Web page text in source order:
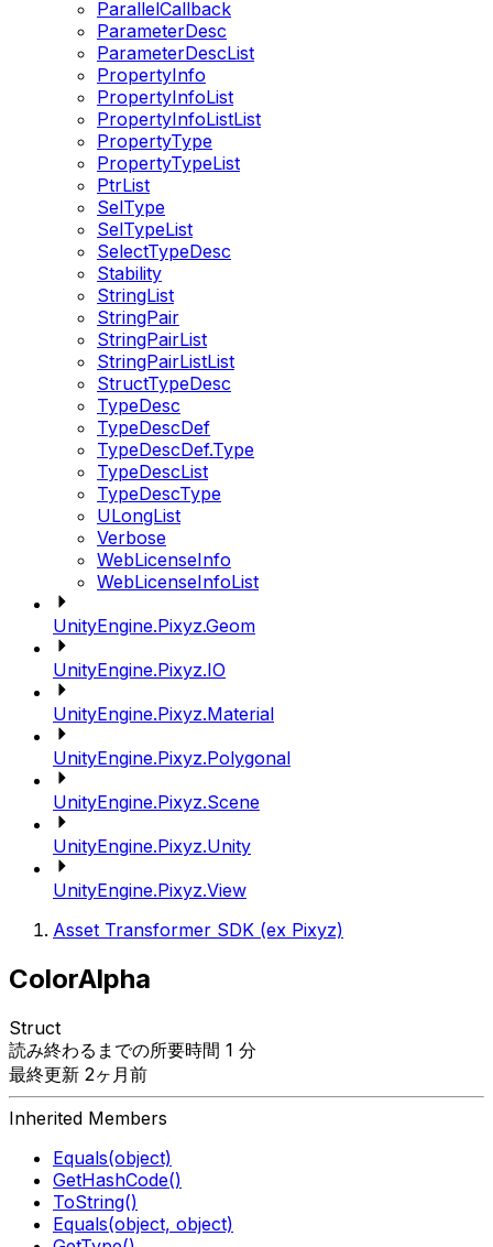
ParallelCallback
ParameterDesc
ParameterDescList
PropertyInfo
PropertyInfoList
PropertyInfoListList
PropertyType
PropertyTypeList
PtrList
SelType
SelTypeList
SelectTypeDesc
Stability
StringList
StringPair
StringPairList
StringPairListList
StructTypeDesc
TypeDesc
TypeDescDef
TypeDescDef.Type
TypeDescList
TypeDescType
ULongList
Verbose
WebLicenseInfo
WebLicenseInfoList
UnityEngine.Pixyz.Geom
UnityEngine.Pixyz.IO
UnityEngine.Pixyz.Material
UnityEngine.Pixyz.Polygonal
UnityEngine.Pixyz.Scene
UnityEngine.Pixyz.Unity
UnityEngine.Pixyz.View
Asset Transformer SDK (ex Pixyz)
ColorAlpha
Struct
読み終わるまでの所要時間 1 分
最終更新 2ヶ月前
Inherited Members
Equals(object)
GetHashCode()
ToString()
Equals(object, object)